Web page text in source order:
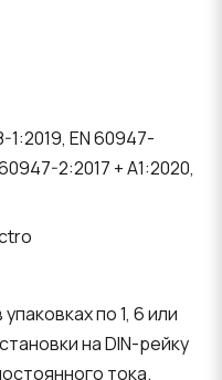
1:2019, EN 60947-
2:2017 + A1:2020,
по 1, 6 или
на DIN-рейку
тока.